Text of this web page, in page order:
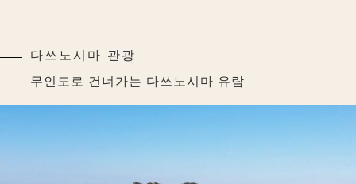
다쓰노시마 관광
무인도로 건너가는 다쓰노시마 유람